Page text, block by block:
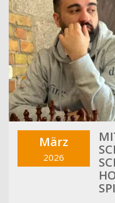
März
2026